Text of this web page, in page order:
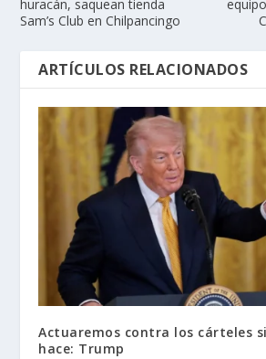
huracán, saquean tienda
Sam’s Club en Chilpancingo
ARTÍCULOS RELACIONADOS
Actuaremos contra los cárteles
hace: Trump